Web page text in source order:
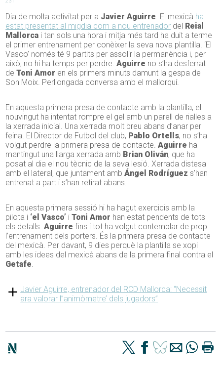
Dia de molta activitat per a Javier Aguirre. El mexicà ha
estat presentat al migdia com a nou entrenador del Reial
Mallorca i tan sols una hora i mitja més tard ha duit a terme
el primer entrenament per conèixer la seva nova plantilla. ‘El
Vasco’ només té 9 partits per assolir la permanència i, per
això, no hi ha temps per perdre.Aguirre no s’ha desferrat
deToni Amor en els primers minuts damunt la gespa de
Son Moix. Perllongada conversa amb el mallorquí.
En aquesta primera presa de contacte amb la plantilla, el
nouvingut ha intentat rompre el gel amb un parell de rialles a
la xerrada inicial. Una xerrada molt breu abans d’anar per
feina. El Director de Futbol del club, Pablo Ortells, no s’ha
volgut perdre la primera presa de contacte.Aguirre ha
mantingut una llarga xerrada amb Brian Oliván, que ha
posat al dia el nou tècnic de la seva lesió. Xerrada distesa
amb el lateral, que juntament ambÁngel Rodríguez s’han
entrenat a part i s’han retirat abans.
En aquesta primera sessió hi ha hagut exercicis amb la
pilota i ‘el Vasco’ iToni Amor han estat pendents de tots
els detalls.Aguirre fins i tot ha volgut contemplar de prop
l’entrenament dels porters. És la primera presa de contacte
del mexicà. Per davant, 9 dies perquè la plantilla se xopi
amb les idees del mexicà abans de la primera final contra el
Getafe.
Javier Aguirre, entrenador del RCD Mallorca: “Necessit
ara valorar l”animòmetre’ dels jugadors”